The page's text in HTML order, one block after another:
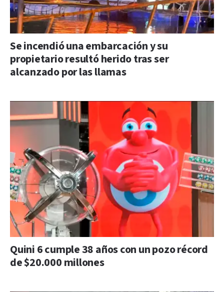
Se incendió una embarcación y su
propietario resultó herido tras ser
alcanzado por las llamas
Quini 6 cumple 38 años con un pozo récord
de $20.000 millones